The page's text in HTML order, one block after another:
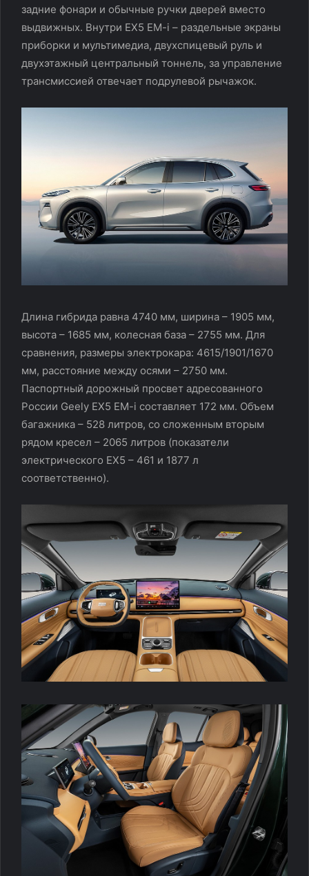
задние фонари и обычные ручки дверей вместо
выдвижных. Внутри EX5 EM-i – раздельные экраны
приборки и мультимедиа, двухспицевый руль и
двухэтажный центральный тоннель, за управление
трансмиссией отвечает подрулевой рычажок.
Длина гибрида равна 4740 мм, ширина – 1905 мм,
высота – 1685 мм, колесная база – 2755 мм. Для
сравнения, размеры электрокара: 4615/1901/1670
мм, расстояние между осями – 2750 мм.
Паспортный дорожный просвет адресованного
России Geely EX5 EM-i составляет 172 мм. Объем
багажника – 528 литров, со сложенным вторым
рядом кресел – 2065 литров (показатели
электрического EX5 – 461 и 1877 л
соответственно).